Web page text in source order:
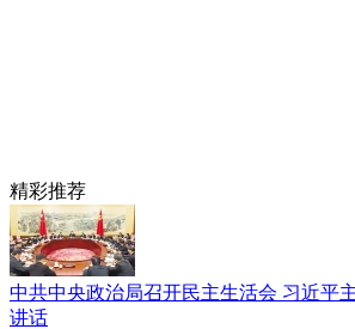
精彩推荐
中共中央政治局召开民主生活会 习近平
讲话